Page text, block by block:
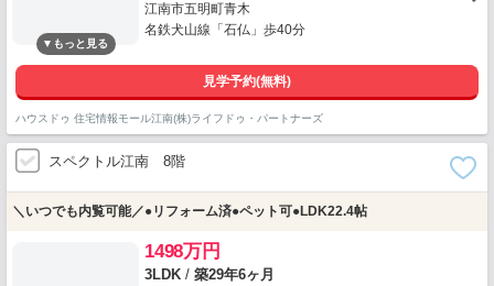
江南市五明町青木
名鉄犬山線「石仏」歩40分
見学予約(無料)
ハウスドゥ 住宅情報モール江南(株)ライフドゥ・パートナーズ
スペクトル江南 8階
＼いつでも内覧可能／●リフォーム済●ペット可●LDK22.4帖
1498万円
3LDK / 築29年6ヶ月